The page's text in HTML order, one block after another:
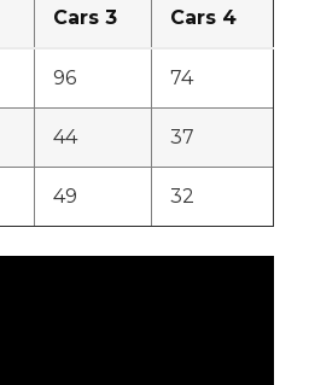
Cars 3 Cars 4
96 74
44 37
49 32